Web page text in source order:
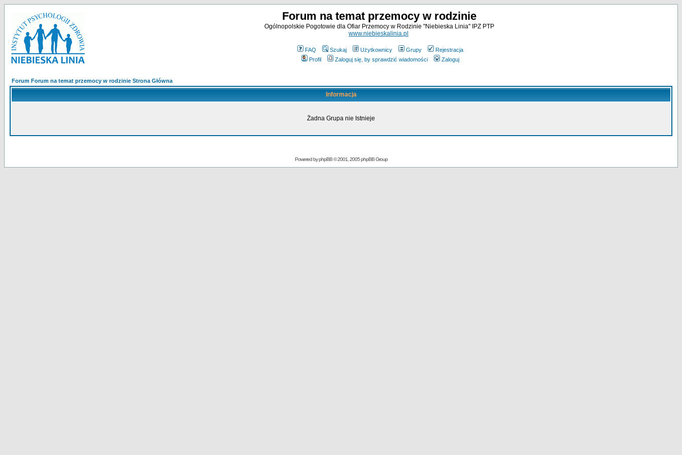
Forum na temat przemocy w rodzinie
Ogólnopolskie Pogotowie dla Ofiar Przemocy w Rodzinie "Niebieska Linia" IPZ PTP
www.niebieskalinia.pl
FAQ Szukaj Użytkownicy Grupy
Rejestracja
Profil
Zaloguj się, by sprawdzić wiadomości Zaloguj
Forum Forum na temat przemocy w rodzinie Strona Główna
Informacja
Żadna Grupa nie Istnieje
Powered byphpBB© 2001, 2005 phpBB Group